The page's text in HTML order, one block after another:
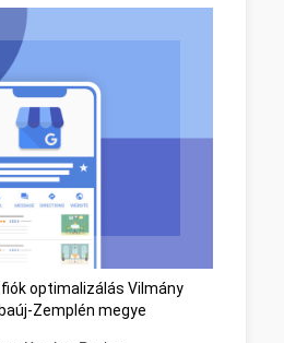
optimalizálás Vilmány
Zemplén megye